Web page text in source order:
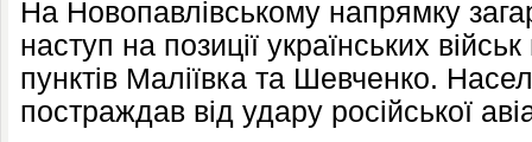
На Новопавлівському напрямку
наступ на позиції українських
пунктів Маліївка та Шевченко.
постраждав від удару російської